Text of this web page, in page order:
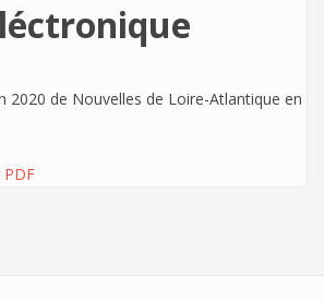
2020 de Nouvelles de Loire-Atlantique en